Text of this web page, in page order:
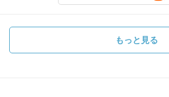
もっと見る